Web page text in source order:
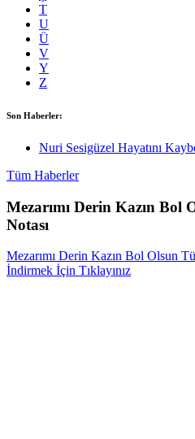
T
U
Ü
V
Y
Z
Son Haberler:
Nuri Sesigüzel Hayatını
Tüm Haberler
Mezarımı Derin Kazın Bol
Notası
Mezarımı Derin Kazın Bol Olsun
İndirmek İçin Tıklayınız